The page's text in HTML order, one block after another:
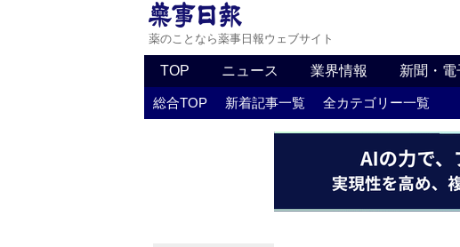
薬のことなら薬事日報ウェブサイト
TOP ニュース 業界情報 新聞・電
総合TOP 新着記事一覧 全カテゴリー一覧